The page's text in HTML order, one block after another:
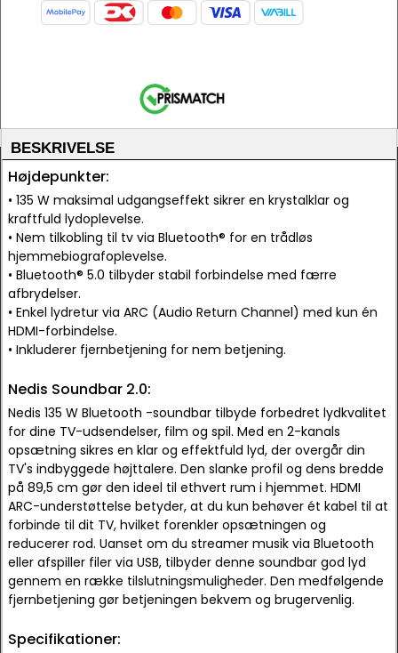
BESKRIVELSE
Højdepunkter:
• 135 W maksimal udgangseffekt sikrer en krystalklar og
kraftfuld lydoplevelse.
• Nem tilkobling til tv via Bluetooth® for en trådløs
hjemmebiografoplevelse.
• Bluetooth® 5.0 tilbyder stabil forbindelse med færre
afbrydelser.
• Enkel lydretur via ARC (Audio Return Channel) med kun én
HDMI-forbindelse.
• Inkluderer fjernbetjening for nem betjening.
Nedis Soundbar 2.0:
Nedis 135 W Bluetooth -soundbar tilbyde forbedret lydkvalitet
for dine TV-udsendelser, film og spil. Med en 2-kanals
opsætning sikres en klar og effektfuld lyd, der overgår din
TV's indbyggede højttalere. Den slanke profil og dens bredde
på 89,5 cm gør den ideel til ethvert rum i hjemmet. HDMI
ARC-understøttelse betyder, at du kun behøver ét kabel til at
forbinde til dit TV, hvilket forenkler opsætningen og
reducerer rod. Uanset om du streamer musik via Bluetooth
eller afspiller filer via USB, tilbyder denne soundbar god lyd
gennem en række tilslutningsmuligheder. Den medfølgende
fjernbetjening gør betjeningen bekvem og brugervenlig.
Specifikationer: